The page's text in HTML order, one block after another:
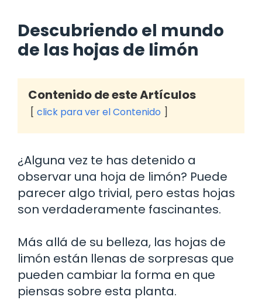
Descubriendo el mundo
de las hojas de limón
Contenido de este Artículos
click para ver el Contenido
¿Alguna vez te has detenido a
observar una hoja de limón? Puede
parecer algo trivial, pero estas hojas
son verdaderamente fascinantes.
Más allá de su belleza, las hojas de
limón están llenas de sorpresas que
pueden cambiar la forma en que
piensas sobre esta planta.